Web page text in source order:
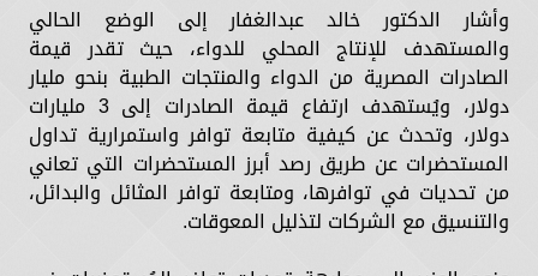
وأشار الدكتور خالد عبدالغفار إلى الوضع الحالي
والمستهدف للإنتاج المحلي للدواء، حيث تقدر قيمة
الصادرات المصرية من الدواء والمنتجات الطبية بنحو مليار
دولار، ويُستهدف ارتفاع قيمة الصادرات إلى 3 مليارات
دولار، وتحدث عن كيفية متابعة توافر واستمرارية تداول
المستحضرات عن طريق رصد أبرز المستحضرات التي تعاني
من تحديات في توافرها، ومتابعة توافر المثائل والبدائل،
والتنسيق مع الشركات لتذليل المعوقات.